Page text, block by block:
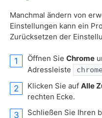
Manchmal ändern von
Einstellungen kann ein
Zurücksetzen der
Öffnen Sie Chrome
Adressleiste
Klicken Sie auf Alle
rechten Ecke.
Schließen Sie Ihren